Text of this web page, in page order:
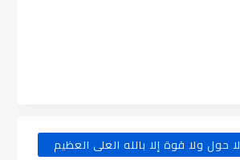
لا حول ولا قوة إلا بالله العلى العظيم